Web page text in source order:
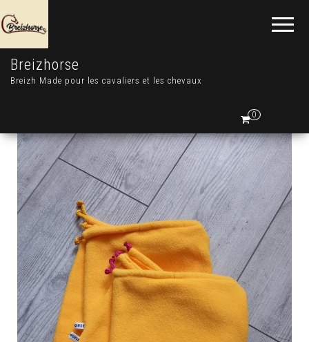
Breizhorse
Breizh Made pour les cavaliers et les chevaux
0